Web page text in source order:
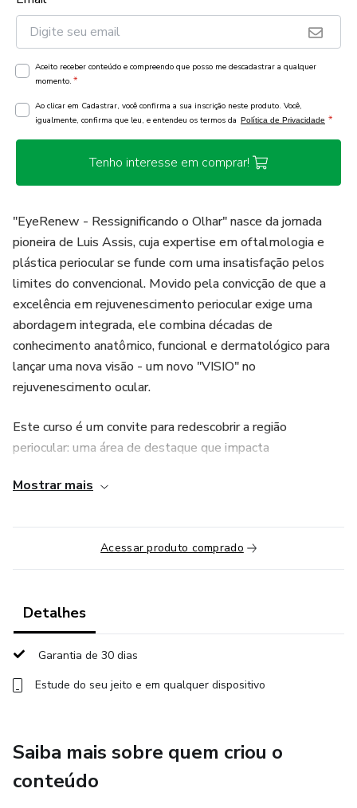
Aceito receber conteúdo e compreendo que posso me descadastrar a qualquer
momento. *
Ao clicar em Cadastrar, você confirma a sua inscrição neste produto. Você,
igualmente, confirma que leu, e entendeu os termos da Política de Privacidade *
Tenho interesse em comprar!
"EyeRenew - Ressignificando o Olhar" nasce da jornada
pioneira de Luis Assis, cuja expertise em oftalmologia e
plástica periocular se funde com uma insatisfação pelos
limites do convencional. Movido pela convicção de que a
excelência em rejuvenescimento periocular exige uma
abordagem integrada, ele combina décadas de
conhecimento anatômico, funcional e dermatológico para
lançar uma nova visão - um novo "VISIO" no
rejuvenescimento ocular.
Este curso é um convite para redescobrir a região
periocular: uma área de destaque que impacta
pacientes. Através de uma fusão de ciência e arte, Luís
resgata a função, mas também realça a beleza e a
expressividade dos olhos.
Mostrar mais
Acessar produto comprado
Detalhes
Garantia de 30 dias
Estude do seu jeito e em qualquer dispositivo
Saiba mais sobre quem criou o
conteúdo